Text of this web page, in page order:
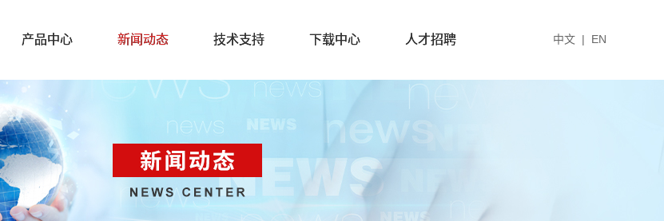
产品中心 新闻动态 技术支持 下载中心 人才招聘 中文 | EN